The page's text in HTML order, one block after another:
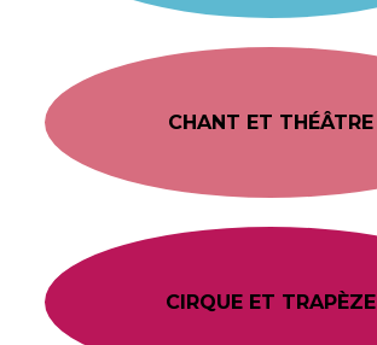
CHANT ET THÉÂTRE
CIRQUE ET TRAPÈZE